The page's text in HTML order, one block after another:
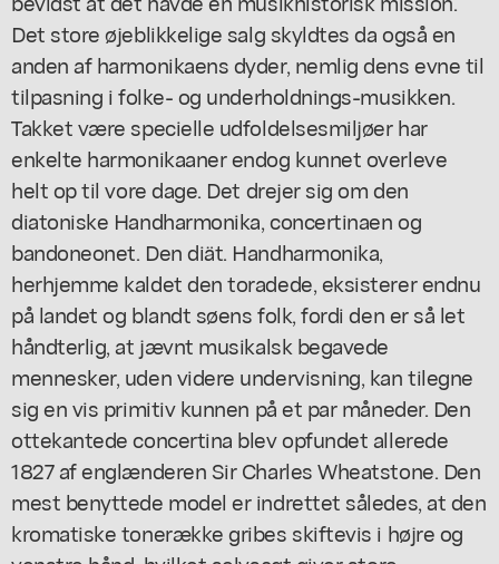
Det store øjeblikkelige salg skyldtes da også en
anden af harmonikaens dyder, nemlig dens evne til
tilpasning i folke- og underholdnings-musikken.
Takket være specielle udfoldelsesmiljøer har
enkelte harmonikaaner endog kunnet overleve
helt op til vore dage. Det drejer sig om den
diatoniske Handharmonika, concertinaen og
bandoneonet. Den diät. Handharmonika,
herhjemme kaldet den toradede, eksisterer endnu
på landet og blandt søens folk, fordi den er så let
håndterlig, at jævnt musikalsk begavede
mennesker, uden videre undervisning, kan tilegne
sig en vis primitiv kunnen på et par måneder. Den
ottekantede concertina blev opfundet allerede
1827 af englænderen Sir Charles Wheatstone. Den
mest benyttede model er indrettet således, at den
kromatiske tonerække gribes skiftevis i højre og